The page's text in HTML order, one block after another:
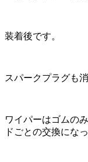
装着後です。
スパークプラグも
ワイパーはゴムの
ドごとの交換にな